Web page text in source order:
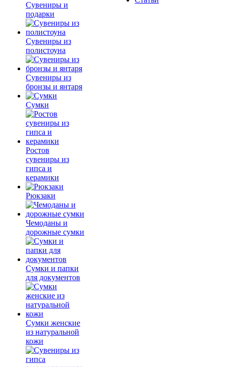
Сувениры и
подарки
Сувениры из
полистоуна
Сувениры из
бронзы и янтаря
Сумки
Ростов
сувениры из
гипса и
керамики
Рюкзаки
Чемоданы и
дорожные сумки
Сумки и папки
для документов
Сумки женские
из натуральной
кожи